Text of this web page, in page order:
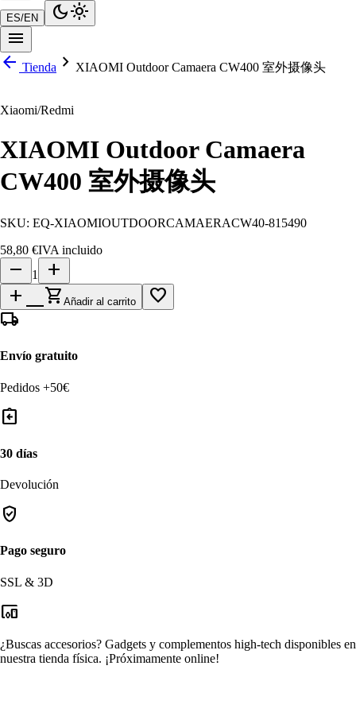
ES/EN dark_modelight_mode
menu
arrow_back Tienda chevron_right XIAOMI Outdoor Camaera CW400 室外摄像头
Xiaomi/Redmi
XIAOMI Outdoor Camaera
CW400 室外摄像头
SKU: EQ-XIAOMIOUTDOORCAMAERACW40-815490
58,80 €IVA incluido
remove 1
add
add_shopping_cart Añadir al carrito
favorite_border
local_shipping
Envío gratuito
Pedidos +50€
assignment_return
30 días
Devolución
verified_user
Pago seguro
SSL & 3D
devices_other
¿Buscas accesorios? Gadgets y complementos high-tech disponibles en
nuestra tienda física. ¡Próximamente online!